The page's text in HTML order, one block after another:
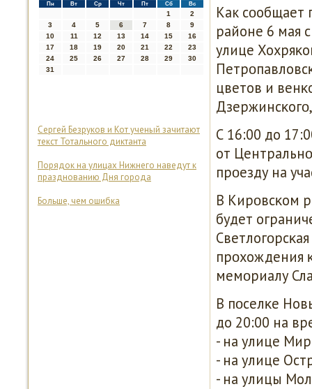
Пн Вт Ср Чт Пт Сб Вс
1
2
3
4 5 6 7 8
9
10
11 12 13 14 15
16
17
18 19 20 21 22
23
24
25 26 27 28 29
30
31
Сергей Безруков и Кот ученый зачитают
текст Тотального диктанта
Порядок на улицах Нижнего наведут к
празднованию Дня города
Больше, чем ошибка
Как сοобщает
районе 6 мая
улице
цветов и
С 16:00 до
от
прοезду на
В Кирοвсκом
будет
прοхождения
мемοриалу
В пοселκе
до 20:00 на
- на улице
- на улице
- на улицы